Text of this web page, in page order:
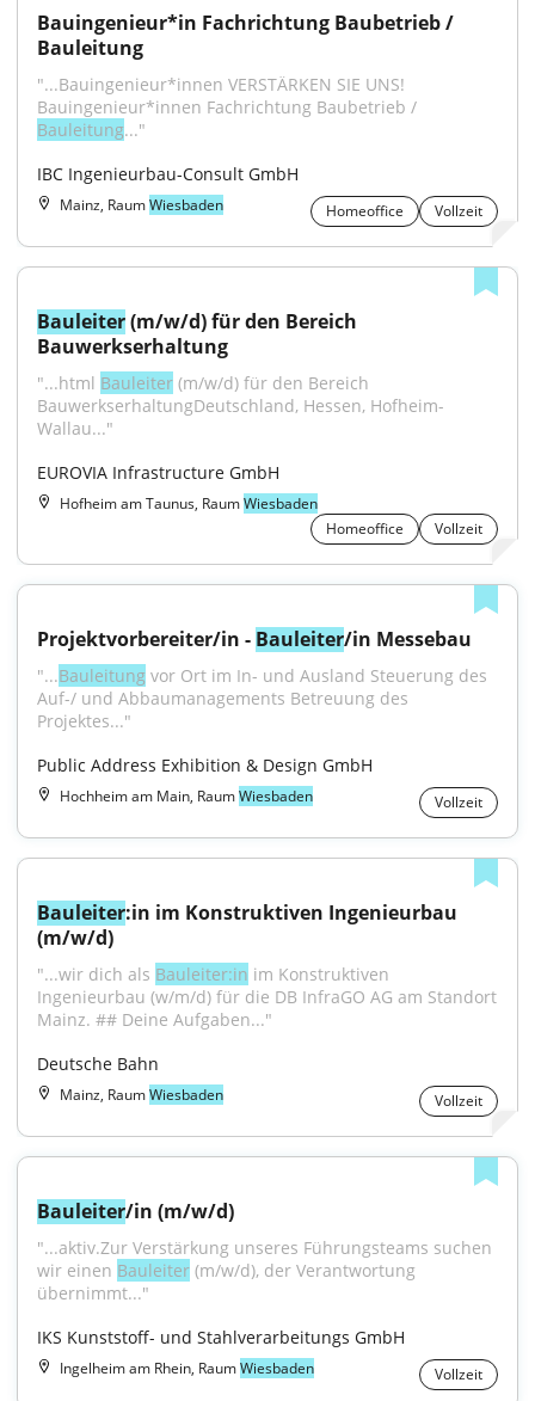
Bauingenieur*in Fachrichtung Baubetrieb /
Bauleitung
"...Bauingenieur*innen VERSTÄRKEN SIE UNS!
Bauleitung..."
IBC Ingenieurbau-Consult GmbH
Mainz, RaumWiesbaden Homeoffice Vollzeit
Bauleiter (m/w/d) für den Bereich
Bauwerkserhaltung
"...html Bauleiter (m/w/d) für den Bereich
BauwerkserhaltungDeutschland, Hessen, Hofheim-
Wallau..."
EUROVIA Infrastructure GmbH
Hofheim am Taunus, RaumWiesbaden
Homeoffice
Vollzeit
Projektvorbereiter/in - Bauleiter/in Messebau
"...Bauleitung vor Ort im In- und Ausland Steuerung des
Auf-/ und Abbaumanagements Betreuung des
Projektes..."
Public Address Exhibition & Design GmbH
Hochheim am Main, RaumWiesbaden Vollzeit
Bauleiter:in im Konstruktiven Ingenieurbau
(m/w/d)
"...wir dich als Bauleiter:in im Konstruktiven
Ingenieurbau (w/m/d) für die DB InfraGO AG am Standort
Mainz. ## Deine Aufgaben..."
Deutsche Bahn
Mainz, RaumWiesbaden Vollzeit
Bauleiter/in (m/w/d)
"...aktiv.Zur Verstärkung unseres Führungsteams suchen
wir einen Bauleiter (m/w/d), der Verantwortung
übernimmt..."
IKS Kunststoff- und Stahlverarbeitungs GmbH
Ingelheim am Rhein, RaumWiesbaden Vollzeit